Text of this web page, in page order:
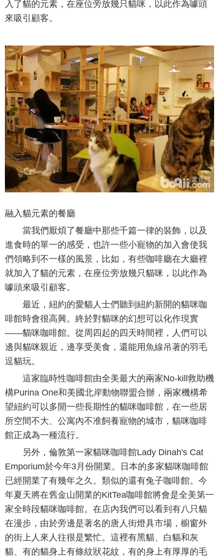
入了貓的元素，在座位旁放幾只貓咪，以此作為噱頭
來吸引顧客。
融入貓元素的餐廳
當我們厭煩了餐廳中那些千篇一律的裝飾，以及
進食時的單一的感受，也許一些小寵物的加入會使我
們領略到不一樣的風景，比如，有些咖啡廳在大廳裡
就加入了貓的元素，在座位旁放幾只貓咪，以此作為
噱頭來吸引顧客。
最近，紐約的愛貓人士們聽到紐約新開的貓咪咖
啡館時會很高興。終於對貓咪的幻想可以化作現實
——貓咪咖啡館。從周四起的四天時間裡，人們可以
邊與貓咪親近，邊享受美食，還能用魚線吊著的羽毛
逗貓玩。
這家臨時性咖啡館由全美最大的兩家No-kill救助機
構Purina One和美國北岸動物聯盟合辦，兩家機構希
望紐約可以多開一些長期性的貓咪咖啡館，在一些居
所空間不大、公寓內不准飼養寵物的城市，貓咪咖啡
館正成為一種流行。
另外，倫敦第一家貓咪咖啡館Lady Dinah's Cat
Emporium於今年3月份開業。日本的多家貓咪咖啡館
已經開業了有幾年之久。類似的還有兔子咖啡館。今
年夏天將在舊金山開業的KitTea咖啡館將會是全美第一
家全時段貓咪咖啡館。在店內我們可以看到有八只貓
在漫步，由於旁邊是著名的唐人街燈具市場，櫥窗外
的街上人來人往很是繁忙。這裡有黑貓、白貓和灰
貓、有的貓身上有條紋狀花紋，有的身上有厚厚的毛